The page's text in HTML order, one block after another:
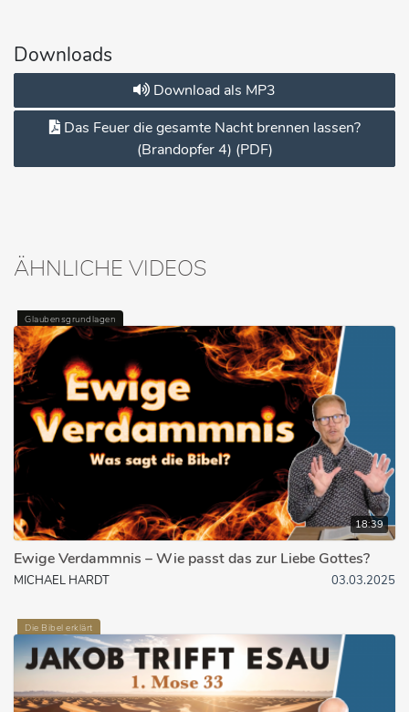
Downloads
Download als MP3
Das Feuer die gesamte Nacht brennen lassen?
(Brandopfer 4) (PDF)
ÄHNLICHE VIDEOS
Glaubensgrundlagen
18:39
Ewige Verdammnis – Wie passt das zur Liebe Gottes?
MICHAEL HARDT 03.03.2025
Die Bibel erklärt